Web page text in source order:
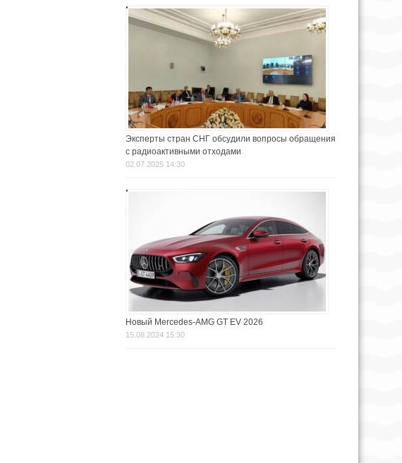
Эксперты стран СНГ обсудили вопросы обращения
с радиоактивными отходами
02.07.2025 14:30
Новый Mercedes-AMG GT EV 2026
15.08.2024 15:30